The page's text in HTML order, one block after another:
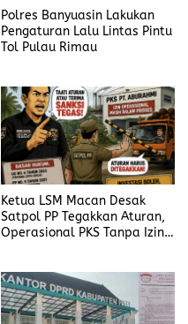
Polres Banyuasin Lakukan
Pengaturan Lalu Lintas Pintu
Tol Pulau Rimau
Ketua LSM Macan Desak
Satpol PP Tegakkan Aturan,
Operasional PKS Tanpa Izin